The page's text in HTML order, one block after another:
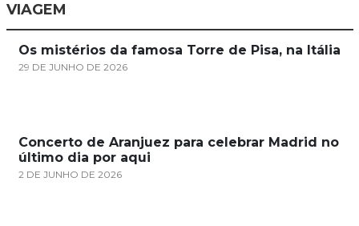
VIAGEM
Os mistérios da famosa Torre de Pisa, na Itália
29 DE JUNHO DE 2026
Concerto de Aranjuez para celebrar Madrid no
último dia por aqui
2 DE JUNHO DE 2026